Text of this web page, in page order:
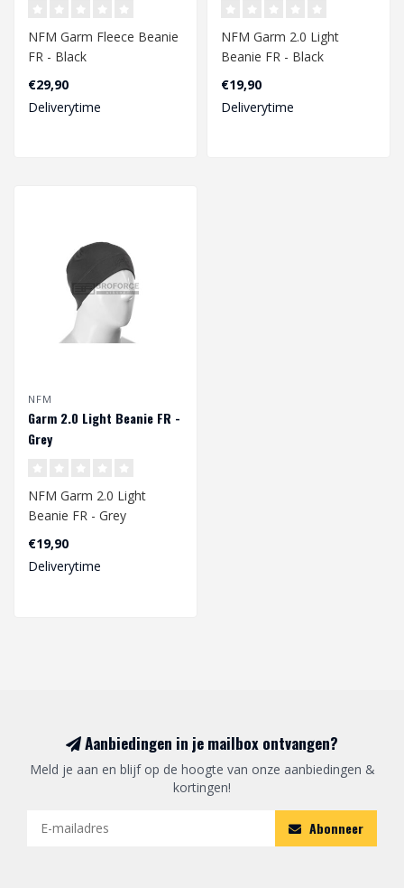
NFM Garm Fleece Beanie
FR - Black
€29,90
Deliverytime
NFM Garm 2.0 Light
Beanie FR - Black
€19,90
Deliverytime
NFM
Garm 2.0 Light Beanie FR -
Grey
NFM Garm 2.0 Light
Beanie FR - Grey
€19,90
Deliverytime
Aanbiedingen in je mailbox ontvangen?
Meld je aan en blijf op de hoogte van onze aanbiedingen &
kortingen!
Abonneer